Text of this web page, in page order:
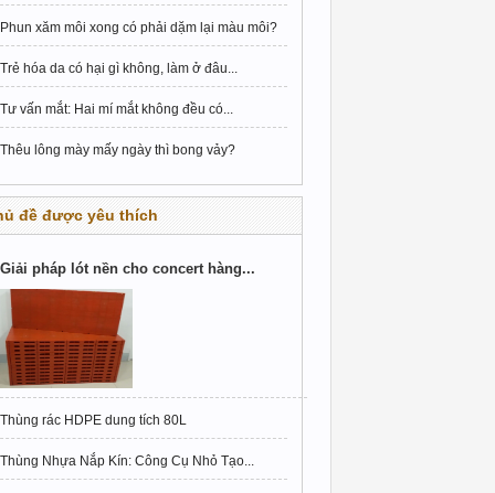
Phun xăm môi xong có phải dặm lại màu môi?
Trẻ hóa da có hại gì không, làm ở đâu...
Tư vấn mắt: Hai mí mắt không đều có...
Thêu lông mày mấy ngày thì bong vảy?
đề được yêu thích
Giải pháp lót nền cho concert hàng...
Thùng rác HDPE dung tích 80L
Thùng Nhựa Nắp Kín: Công Cụ Nhỏ Tạo...